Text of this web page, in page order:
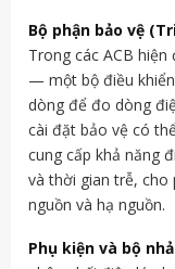
Bộ phận bảo vệ
Trong các ACB
— một bộ điều
dòng để đo dòng
cài đặt bảo vệ có
cung cấp khả năng
và thời gian trễ,
nguồn và hạ nguồn.
Phụ kiện và bộ nhả